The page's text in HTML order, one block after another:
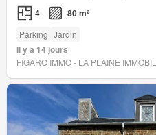
4 80 m²
Parking Jardin
Il y a 14 jours
FIGARO IMMO - LA PLAINE